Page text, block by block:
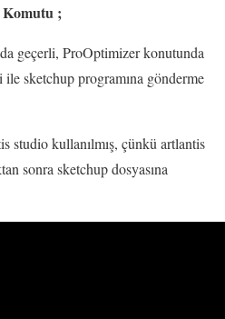
;
geçerli, ProOptimizer konutunda
sketchup programına gönderme
studio kullanılmış, çünkü artlantis
sonra sketchup dosyasına